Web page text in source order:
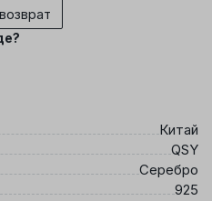
Китай
QSY
Серебро
925